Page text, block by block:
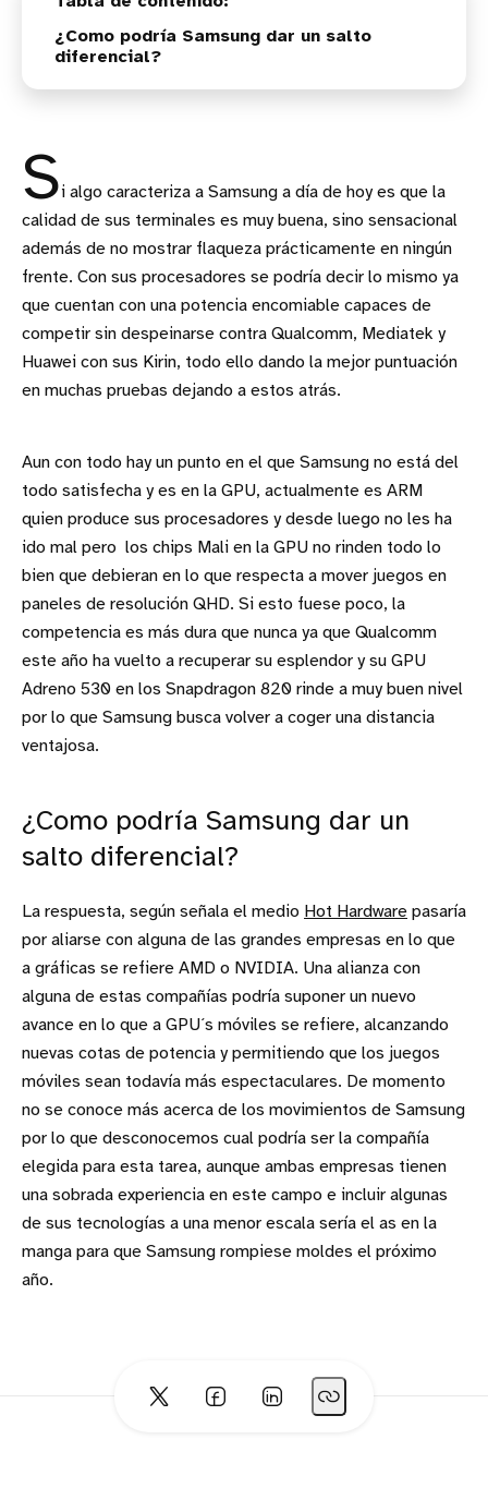
¿Como podría Samsung dar un salto
diferencial?
Si algo caracteriza a Samsung a día de hoy es que la
calidad de sus terminales es muy buena, sino sensacional
además de no mostrar flaqueza prácticamente en ningún
frente. Con sus procesadores se podría decir lo mismo ya
que cuentan con una potencia encomiable capaces de
competir sin despeinarse contra Qualcomm, Mediatek y
Huawei con sus Kirin, todo ello dando la mejor puntuación
en muchas pruebas dejando a estos atrás.
Aun con todo hay un punto en el que Samsung no está del
todo satisfecha y es en la GPU, actualmente es ARM
quien produce sus procesadores y desde luego no les ha
ido mal pero los chips Mali en la GPU no rinden todo lo
bien que debieran en lo que respecta a mover juegos en
paneles de resolución QHD. Si esto fuese poco, la
competencia es más dura que nunca ya que Qualcomm
este año ha vuelto a recuperar su esplendor y su GPU
Adreno 530 en los Snapdragon 820 rinde a muy buen nivel
por lo que Samsung busca volver a coger una distancia
ventajosa.
¿Como podría Samsung dar un
salto diferencial?
La respuesta, según señala el medio Hot Hardware pasaría
por aliarse con alguna de las grandes empresas en lo que
a gráficas se refiere AMD o NVIDIA. Una alianza con
alguna de estas compañías podría suponer un nuevo
avance en lo que a GPU´s móviles se refiere, alcanzando
nuevas cotas de potencia y permitiendo que los juegos
móviles sean todavía más espectaculares. De momento
no se conoce más acerca de los movimientos de Samsung
por lo que desconocemos cual podría ser la compañía
elegida para esta tarea, aunque ambas empresas tienen
una sobrada experiencia en este campo e incluir algunas
de sus tecnologías a una menor escala sería el as en la
manga para que Samsung rompiese moldes el próximo
año.